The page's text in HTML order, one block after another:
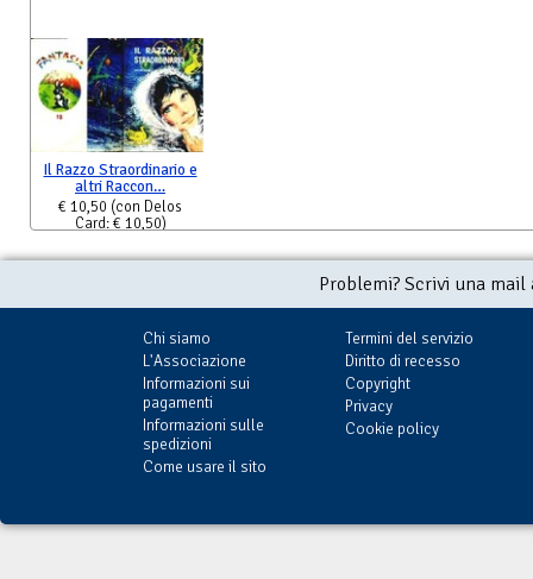
Il Razzo Straordinario e
altri Raccon…
€ 10,50 (con Delos
Card: € 10,50)
Problemi? Scrivi una
Chi siamo
L'Associazione
Informazioni sui
pagamenti
Informazioni sulle
spedizioni
Come usare il sito
Termini del servizio
Diritto di recesso
Copyright
Privacy
Cookie policy